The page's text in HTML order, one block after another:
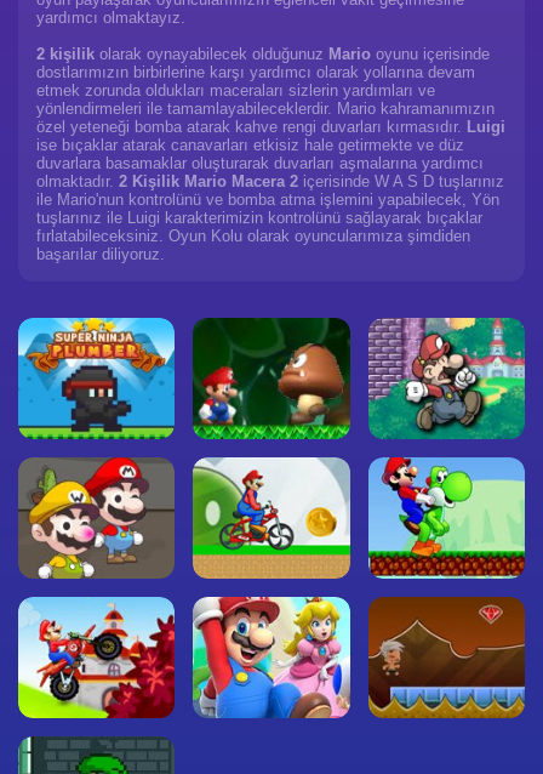
yardımcı olmaktayız.
2 kişilik olarak oynayabilecek olduğunuz Mario oyunu içerisinde
dostlarımızın birbirlerine karşı yardımcı olarak yollarına devam
etmek zorunda oldukları maceraları sizlerin yardımları ve
yönlendirmeleri ile tamamlayabileceklerdir. Mario kahramanımızın
özel yeteneği bomba atarak kahve rengi duvarları kırmasıdır. Luigi
ise bıçaklar atarak canavarları etkisiz hale getirmekte ve düz
duvarlara basamaklar oluşturarak duvarları aşmalarına yardımcı
olmaktadır. 2 Kişilik Mario Macera 2 içerisinde W A S D tuşlarınız
ile Mario'nun kontrolünü ve bomba atma işlemini yapabilecek, Yön
tuşlarınız ile Luigi karakterimizin kontrolünü sağlayarak bıçaklar
fırlatabileceksiniz. Oyun Kolu olarak oyuncularımıza şimdiden
başarılar diliyoruz.